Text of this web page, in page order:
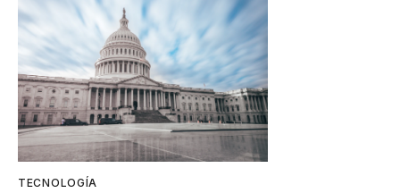
TECNOLOGÍA